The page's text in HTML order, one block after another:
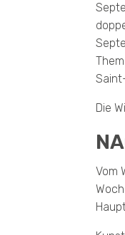
Die
Vom